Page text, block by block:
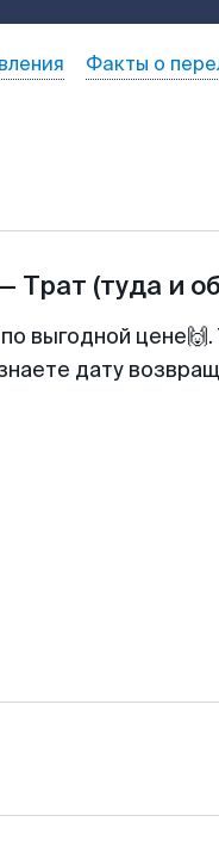
Факты о
Трат (туда и
выгодной
дату